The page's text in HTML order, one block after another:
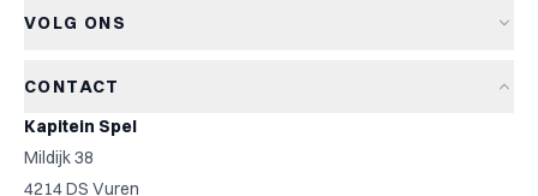
Kinderspellen
Top 10
Het Kapiteinsspel
Spelregels
Contact
VOLG ONS
CONTACT
Kapitein Spel
Mildijk 38
4214 DS Vuren